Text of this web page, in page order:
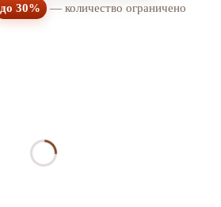
до 30% — количество ограничено